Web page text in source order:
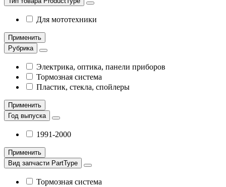
Для мототехники
Применить
Рубрика
Электрика, оптика, панели приборов
Тормозная система
Пластик, стекла, спойлеры
Применить
Год выпуска
1991-2000
Применить
Вид запчасти PartType
Тормозная система